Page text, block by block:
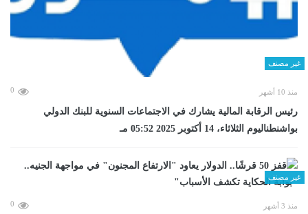
غير مصنف
منذ 10 أشهر 0
رئيس الرقابة المالية يشارك في الاجتماعات السنوية للبنك الدولي
بواشنطناليوم الثلاثاء، 14 أكتوبر 2025 05:52 مـ
غير مصنف
منذ 3 أشهر 0